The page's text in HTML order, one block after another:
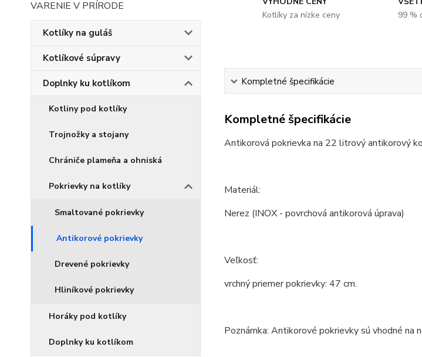
VARENIE V PRÍRODE
Kotlíky na guláš
Kotlíkové súpravy
Doplnky ku kotlíkom
Kotliny pod kotlíky
Trojnožky a stojany
Chrániče plameňa a ohniská
Pokrievky na kotlíky
Smaltované pokrievky
Antikorové pokrievky
Drevené pokrievky
Hliníkové pokrievky
Horáky pod kotlíky
Doplnky ku kotlíkom
Kotlíky za nízke ceny
99 %
Kompletné špecifikácie
Kompletné špecifikácie
Antikorová pokrievka na 22 litrový antikorový
Materiál:
Nerez (INOX - povrchová antikorová úprava)
Veľkosť:
vrchný priemer pokrievky: 47 cm.
Poznámka: Antikorové pokrievky sú vhodné